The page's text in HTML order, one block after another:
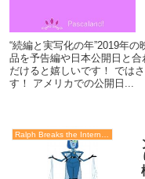
“続編と実写化の年”2019年
品を予告編や日本公開日と
だけると嬉しいです！ では
す！ アメリカでの公開日...